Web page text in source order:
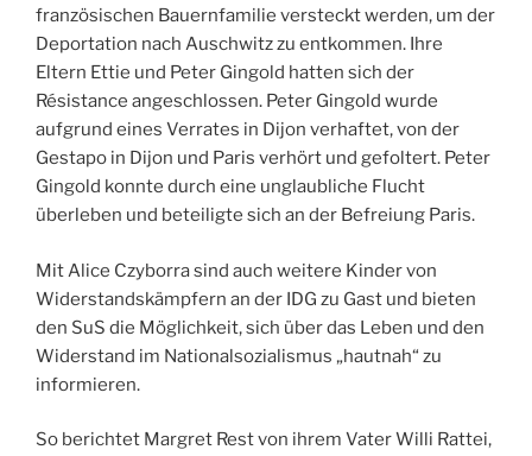
französischen Bauernfamilie versteckt werden, um der
Deportation nach Auschwitz zu entkommen. Ihre
Eltern Ettie und Peter Gingold hatten sich der
Résistance angeschlossen. Peter Gingold wurde
aufgrund eines Verrates in Dijon verhaftet, von der
Gestapo in Dijon und Paris verhört und gefoltert. Peter
Gingold konnte durch eine unglaubliche Flucht
überleben und beteiligte sich an der Befreiung Paris.
Mit Alice Czyborra sind auch weitere Kinder von
Widerstandskämpfern an der IDG zu Gast und bieten
den SuS die Möglichkeit, sich über das Leben und den
Widerstand im Nationalsozialismus „hautnah“ zu
informieren.
So berichtet Margret Rest von ihrem Vater Willi Rattei,